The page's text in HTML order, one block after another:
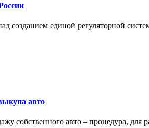
созданием единой регуляторной
авто
собственного авто – процедура, для